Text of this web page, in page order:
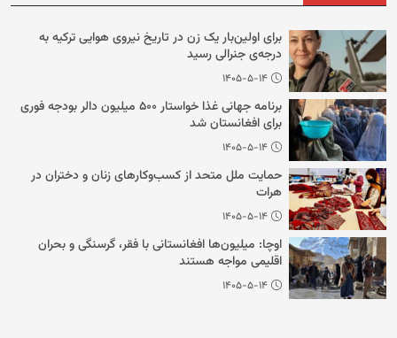
برای اولین‌بار یک زن در تاریخ نیروی هوایی ترکیه به
درجه‌ی جنرالی رسید
۱۴۰۵-۵-۱۴
برنامه جهانی غذا خواستار ۵۰۰ میلیون دالر بودجه فوری
برای افغانستان شد
۱۴۰۵-۵-۱۴
حمایت ملل متحد از کسب‌وکارهای زنان و دختران در
هرات
۱۴۰۵-۵-۱۴
اوچا: میلیون‌ها افغانستانی با فقر، گرسنگی و بحران
اقلیمی مواجه هستند
۱۴۰۵-۵-۱۴